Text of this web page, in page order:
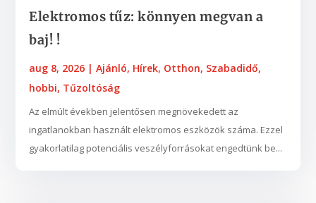
Elektromos tűz: könnyen megvan a
baj! !
aug 8, 2026 |Ajánló, Hírek, Otthon, Szabadidő,
hobbi, Tűzoltóság
Az elmúlt években jelentősen megnövekedett az
ingatlanokban használt elektromos eszközök száma. Ezzel
gyakorlatilag potenciális veszélyforrásokat engedtünk be...